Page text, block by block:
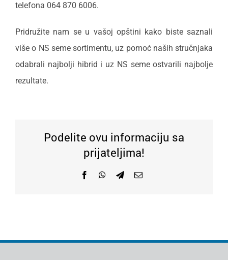
telefona 064 870 6006.
Pridružite nam se u vašoj opštini kako biste saznali
više o NS seme sortimentu, uz pomoć naših stručnjaka
odabrali najbolji hibrid i uz NS seme ostvarili najbolje
rezultate.
Podelite ovu informaciju sa
prijateljima!
FacebookWhatsApp
TelegramEmail